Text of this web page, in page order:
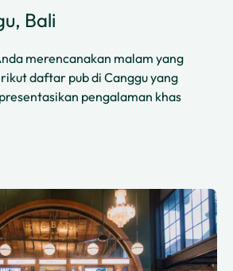
Bali
merencanakan malam yang
daftar pub di Canggu yang
pengalaman khas